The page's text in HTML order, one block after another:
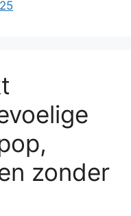
zonder